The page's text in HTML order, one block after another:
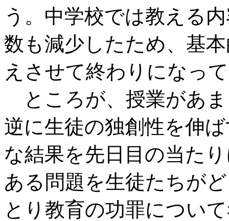
う。中学校では教える
数も減少したため、基
えさせて終わりになっ
ところが、授業があ
逆に生徒の独創性を伸
な結果を先日目の当た
ある問題を生徒たちが
とり教育の功罪につい